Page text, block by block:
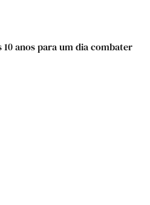
anos para um dia combater